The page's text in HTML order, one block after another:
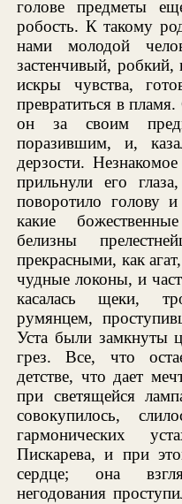
голове предметы
робость. К такому
нами молодой
застенчивый,
искры чувства,
превратиться в
он за своим
поразившим, и,
дерзости.
прильнули его
поворотило голову
какие
белизны
прекрасными, как
чудные локоны, и
касалась щеки,
румянцем,
Уста были замкнуты
грез. Все, что
детстве, что дает
при светящейся
совокупилось,
гармонических
Пискарева, и при
сердце; она
негодования